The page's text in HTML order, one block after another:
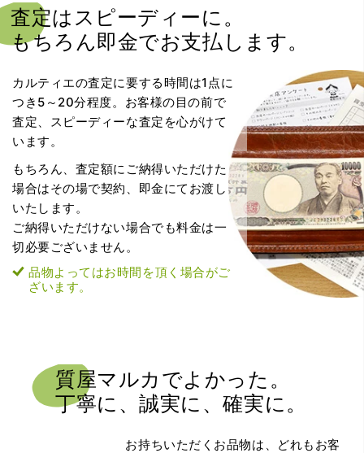
査定はスピーディーに。
もちろん即金でお支払します。
カルティエの査定に要する時間は1点に
つき5～20分程度。お客様の目の前で
査定、スピーディーな査定を心がけて
います。
もちろん、査定額にご納得いただけた
場合はその場で契約、即金にてお渡し
いたします。
ご納得いただけない場合でも料金は一
切必要ございません。
品物よってはお時間を頂く場合がご
ざいます。
質屋マルカでよかった。
丁寧に、誠実に、確実に。
お持ちいただくお品物は、どれもお客